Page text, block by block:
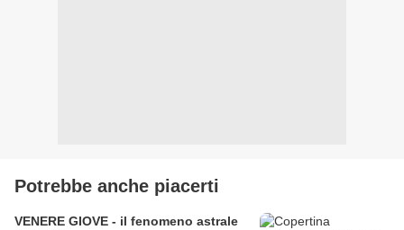
Potrebbe anche piacerti
VENERE GIOVE - il fenomeno astrale